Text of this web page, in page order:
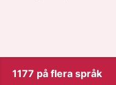
1177 på flera språk